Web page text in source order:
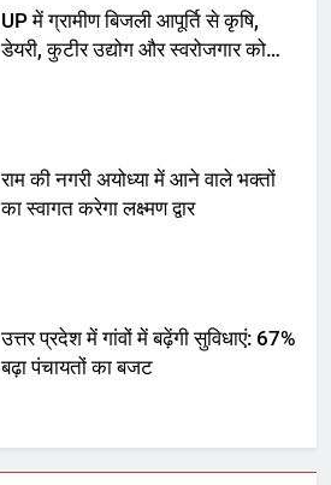
UP में ग्रामीण बिजली आपूर्ति से कृषि,
डेयरी, कुटीर उद्योग और स्वरोजगार को
राम की नगरी अयोध्या में आने वाले भक्तों
का स्वागत करेगा लक्ष्मण द्वार
उत्तर प्रदेश में गांवों में बढ़ेंगी सुविधाएं: 67%
बढ़ा पंचायतों का बजट